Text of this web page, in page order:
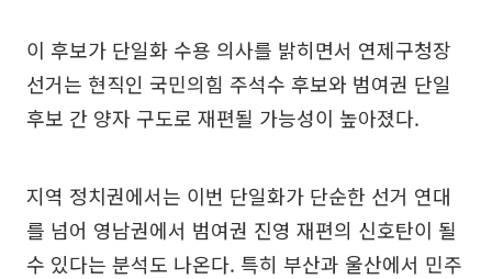
이 후보가 단일화 수용 의사를 밝히면서 연제구청장
선거는 현직인 국민의힘 주석수 후보와 범여권 단일
후보 간 양자 구도로 재편될 가능성이 높아졌다.
지역 정치권에서는 이번 단일화가 단순한 선거 연대
를 넘어 영남권에서 범여권 진영 재편의 신호탄이 될
수 있다는 분석도 나온다. 특히 부산과 울산에서 민주